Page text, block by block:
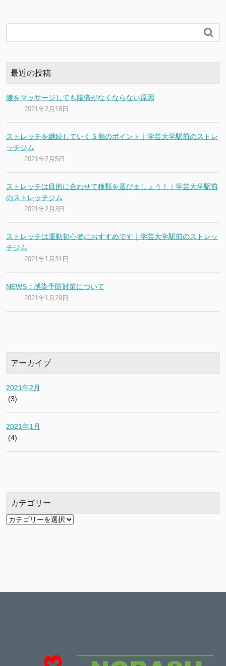

最近の投稿
腰をマッサージしても腰痛がなくならない原因
2021年2月18日
ストレッチを継続していく５個のポイント｜学芸大学駅前のストレ
ッチジム
2021年2月5日
ストレッチは目的に合わせて種類を選びましょう！｜学芸大学駅前
のストレッチジム
2021年2月3日
ストレッチは運動初心者におすすめです｜学芸大学駅前のストレッ
チジム
2021年1月31日
NEWS：感染予防対策について
2021年1月29日
アーカイブ
2021年2月
(3)
2021年1月
(4)
カテゴリー
カ